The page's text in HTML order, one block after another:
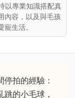
以專業知識搭配真
內容，以及與毛孩
生活。
拍的經驗：
的小毛球，